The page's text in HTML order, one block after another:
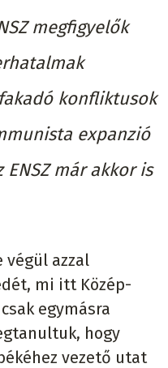
megfigyelők
konfliktusok
expanzió
ENSZ már akkor is
végül azzal
mi itt Közép-
egymásra
hogy
vezető utat